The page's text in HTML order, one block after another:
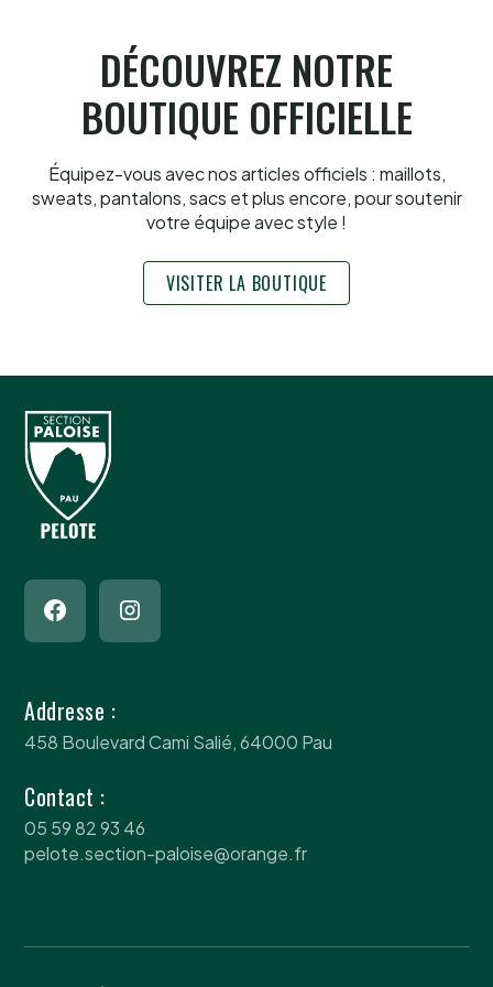
DÉCOUVREZ NOTRE
BOUTIQUE OFFICIELLE
Équipez-vous avec nos articles officiels : maillots,
sweats, pantalons, sacs et plus encore, pour soutenir
votre équipe avec style !
VISITER LA BOUTIQUE
Addresse :
458 Boulevard Cami Salié, 64000 Pau
Contact :
05 59 82 93 46
pelote.section-paloise@orange.fr